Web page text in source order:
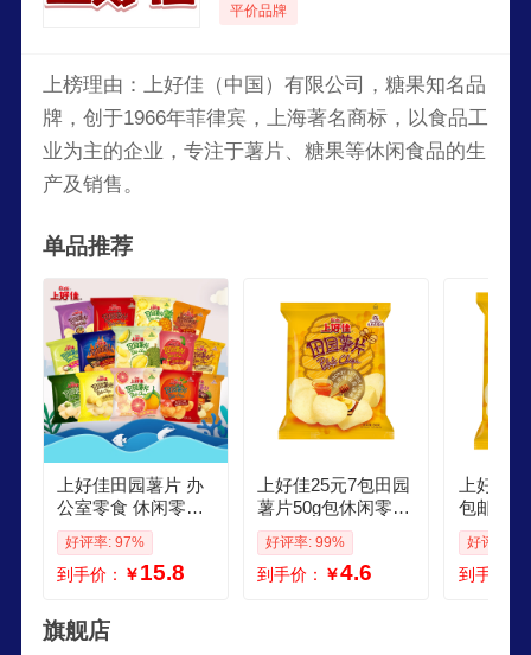
平价品牌
上榜理由：上好佳（中国）有限公司，糖果知名品
牌，创于1966年菲律宾，上海著名商标，以食品工
业为主的企业，专注于薯片、糖果等休闲食品的生
产及销售。
单品推荐
上好佳田园薯片 办
公室零食 休闲零食
膨化食品 口味随机
12g20包
好评率: 97%
到手价： ￥15.8
上好佳25元7包田园
薯片50g包休闲零食
番茄味烤肉味多口
味可选 丝滑蜂蜜黄
油味
好评率: 99%
到手价： ￥4.6
上好佳
包邮 混
休闲零
随意搭
丝滑蜂
好评率:
到手价：
旗舰店